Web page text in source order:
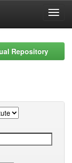
Repository